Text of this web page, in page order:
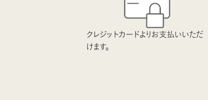
クレジットカードよりお支払いいただ
けます。